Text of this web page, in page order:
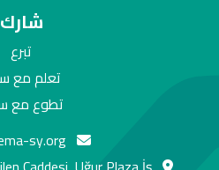
sy.org
شارك
تبرع
تعلم مع
تطوع مع